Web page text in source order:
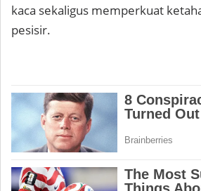
kaca sekaligus memperkuat
pesisir.